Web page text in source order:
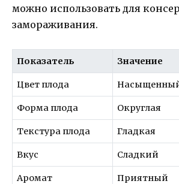
можно использовать для
замораживания.
Показатель Значение
Цвет плода
Форма плода Округлая
Текстура плода Гладкая
Вкус Сладкий
Аромат Приятный